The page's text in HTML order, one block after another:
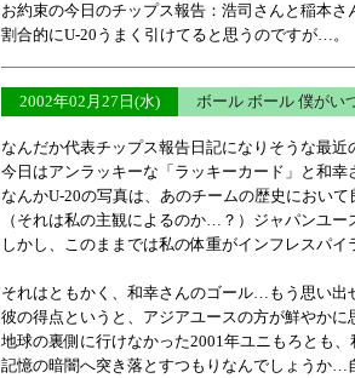
お約束の今日のチップス報告：浩司さんと稲本
割合的にU-20うまく引けてると思うのですが…。
2002年02月27日(水) ボール ボール 僕が
なんだか代表チップス報告日記になりそうな最近
今日はアンラッキーな「ラッキーカード」と和幸
なんかU-20の写真は、あのチームの歴史におい
（それは私の主観によるのか…？）ジャパンユ
しかし、このままでは私の体重がインフレスパイ
それはともかく、和幸さんのゴール…もう思い出
彼の得点というと、アジアユースの方が鮮やかに
地球の裏側に行けなかった2001年ユニもろとも
記憶の暗闇へ突き落とすつもりなんでしょうか